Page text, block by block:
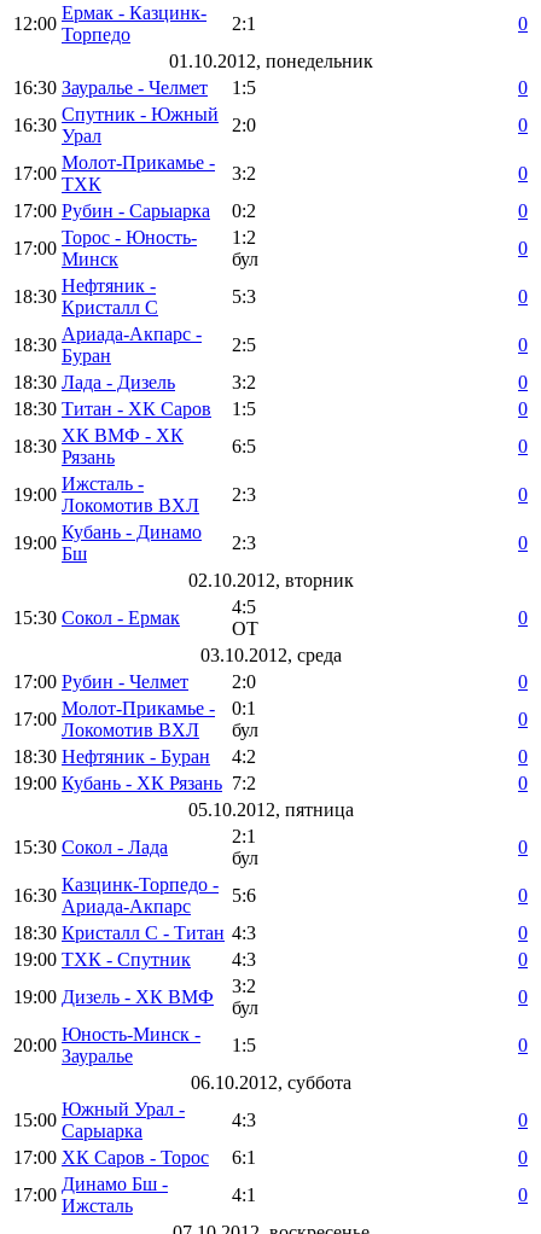
12:00
Ермак - Казцинк-
Торпедо
2:1
0
01.10.2012, понедельник
16:30 Зауралье - Челмет 1:5
0
16:30
Спутник - Южный
Урал
2:0 0
17:00
Молот-Прикамье -
ТХК
3:2
0
17:00 Рубин - Сарыарка 0:2
0
17:00
Торос - Юность-
Минск
1:2
бул
0
18:30
Нефтяник -
Кристалл С
5:3 0
18:30
Ариада-Акпарс -
Буран
2:5
0
18:30 Лада - Дизель 3:2
0
18:30 Титан - ХК Саров 1:5
0
18:30
ХК ВМФ - ХК
Рязань
6:5 0
19:00
Ижсталь -
Локомотив ВХЛ
2:3 0
19:00
Кубань - Динамо
Бш
2:3
0
02.10.2012, вторник
15:30 Сокол - Ермак
4:5
ОТ
0
03.10.2012, среда
17:00 Рубин - Челмет 2:0
0
17:00
Молот-Прикамье -
Локомотив ВХЛ
0:1
бул
0
18:30 Нефтяник - Буран 4:2
0
19:00 Кубань - ХК Рязань 7:2
0
05.10.2012, пятница
15:30 Сокол - Лада
2:1
бул
0
16:30
Казцинк-Торпедо -
Ариада-Акпарс
5:6
0
18:30 Кристалл С - Титан 4:3
0
19:00 ТХК - Спутник 4:3
0
19:00 Дизель - ХК ВМФ
3:2
бул
0
20:00
Юность-Минск -
Зауралье
1:5
0
06.10.2012, суббота
15:00
Южный Урал -
Сарыарка
4:3
0
17:00 ХК Саров - Торос 6:1
0
17:00
Динамо Бш -
Ижсталь
4:1
0